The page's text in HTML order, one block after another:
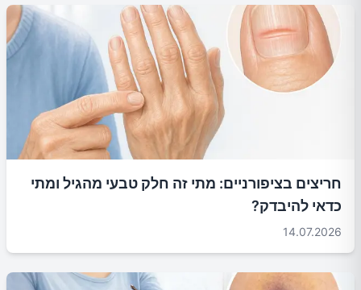
חריצים בציפורניים: מתי זה חלק טבעי מהגיל ומתי
כדאי להיבדק?
14.07.2026